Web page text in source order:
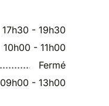
17h30 - 19h30
10h00 - 11h00
Fermé
09h00 - 13h00